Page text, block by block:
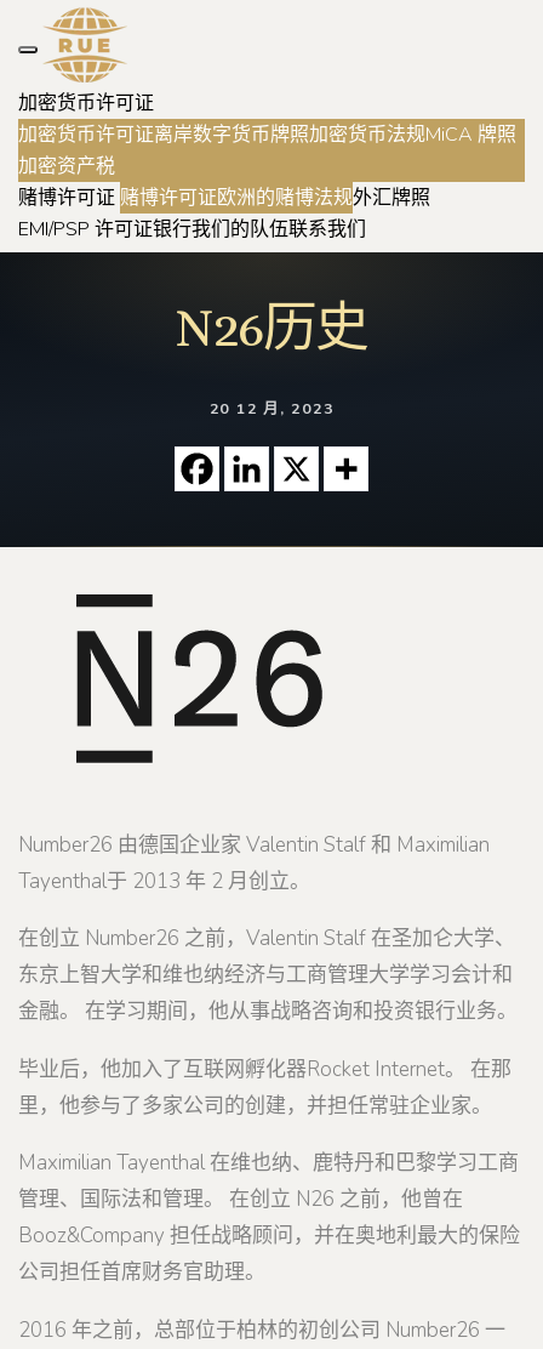
加密货币许可证
加密货币许可证离岸数字货币牌照加密货币法规MiCA 牌照
加密资产税
赌博许可证 赌博许可证欧洲的赌博法规外汇牌照
EMI/PSP 许可证银行我们的队伍联系我们
N26历史
20 12 月, 2023
Number26 由德国企业家 Valentin Stalf 和 Maximilian
Tayenthal于 2013 年 2 月创立。
在创立 Number26 之前，Valentin Stalf 在圣加仑大学、
东京上智大学和维也纳经济与工商管理大学学习会计和
金融。 在学习期间，他从事战略咨询和投资银行业务。
毕业后，他加入了互联网孵化器Rocket Internet。 在那
里，他参与了多家公司的创建，并担任常驻企业家。
Maximilian Tayenthal 在维也纳、鹿特丹和巴黎学习工商
管理、国际法和管理。 在创立 N26 之前，他曾在
Booz&Company 担任战略顾问，并在奥地利最大的保险
公司担任首席财务官助理。
2016 年之前，总部位于柏林的初创公司 Number26 一